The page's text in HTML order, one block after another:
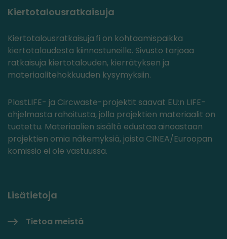
Kiertotalousratkaisuja
Kiertotalousratkaisuja.fi on kohtaamispaikka
kiertotaloudesta kiinnostuneille. Sivusto tarjoaa
ratkaisuja kiertotalouden, kierrätyksen ja
materiaalitehokkuuden kysymyksiin.
PlastLIFE- ja Circwaste-projektit saavat EU:n LIFE-
ohjelmasta rahoitusta, jolla projektien materiaalit on
tuotettu. Materiaalien sisältö edustaa ainoastaan
projektien omia näkemyksiä, joista CINEA/Euroopan
komissio ei ole vastuussa.
Lisätietoja
Tietoa meistä